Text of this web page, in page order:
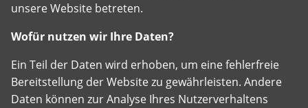
unsere Website betreten.
Wofür nutzen wir Ihre Daten?
Ein Teil der Daten wird erhoben, um eine fehlerfreie
Bereitstellung der Website zu gewährleisten. Andere
Daten können zur Analyse Ihres Nutzerverhaltens